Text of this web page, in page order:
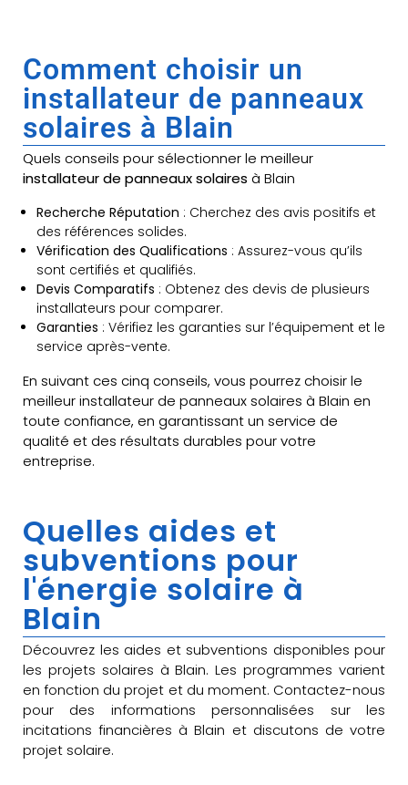
Comment choisir un
installateur de panneaux
solaires à Blain
Quels conseils pour sélectionner le meilleur
installateur de panneaux solaires à Blain
Recherche Réputation : Cherchez des avis positifs et
des références solides.
Vérification des Qualifications : Assurez-vous qu’ils
sont certifiés et qualifiés.
Devis Comparatifs : Obtenez des devis de plusieurs
installateurs pour comparer.
Garanties : Vérifiez les garanties sur l’équipement et le
service après-vente.
En suivant ces cinq conseils, vous pourrez choisir le
meilleur installateur de panneaux solaires à Blain en
toute confiance, en garantissant un service de
qualité et des résultats durables pour votre
entreprise.
Quelles aides et
subventions pour
l'énergie solaire à
Blain
Découvrez les aides et subventions disponibles pour
les projets solaires à Blain. Les programmes varient
en fonction du projet et du moment. Contactez-nous
pour des informations personnalisées sur les
incitations financières à Blain et discutons de votre
projet solaire.